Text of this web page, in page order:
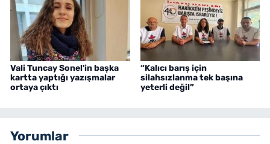
Vali Tuncay Sonel'in başka
kartta yaptığı yazışmalar
ortaya çıktı
“Kalıcı barış için
silahsızlanma tek başına
yeterli değil”
Yorumlar